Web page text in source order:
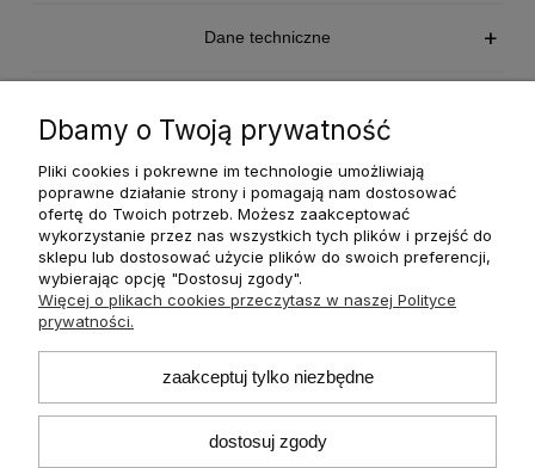
Dane techniczne
O nas
Płatności i dostawa
Informacje
Pomoc
Dbamy o Twoją prywatność
Pliki cookies i pokrewne im technologie umożliwiają
poprawne działanie strony i pomagają nam dostosować
ofertę do Twoich potrzeb. Możesz zaakceptować
wykorzystanie przez nas wszystkich tych plików i przejść do
sklepu lub dostosować użycie plików do swoich preferencji,
wybierając opcję "Dostosuj zgody".
Więcej o plikach cookies przeczytasz w naszej Polityce
prywatności.
zaakceptuj tylko niezbędne
dostosuj zgody